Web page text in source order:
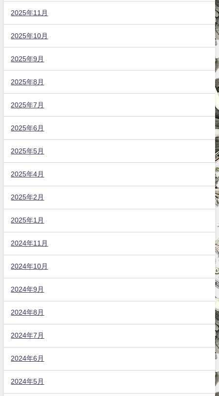
2025年11月
2025年10月
2025年9月
2025年8月
2025年7月
2025年6月
2025年5月
2025年4月
2025年2月
2025年1月
2024年11月
2024年10月
2024年9月
2024年8月
2024年7月
2024年6月
2024年5月